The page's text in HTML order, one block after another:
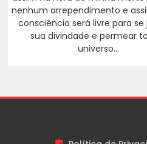
nenhum arrependimento e
consciência será livre para se
sua divindade e permear
universo...